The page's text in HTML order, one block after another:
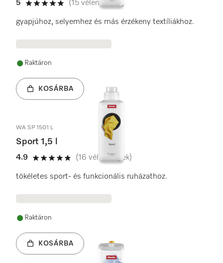
5
5 / 5
(15 vélemények)
gyapjúhoz, selyemhez és más érzékeny textíliákhoz.
Raktáron
KOSÁRBA
WA SP 1501 L
Sport 1,5 l
4.9
4.9 / 5
(16 vélemények)
tökéletes sport- és funkcionális ruházathoz.
Raktáron
KOSÁRBA